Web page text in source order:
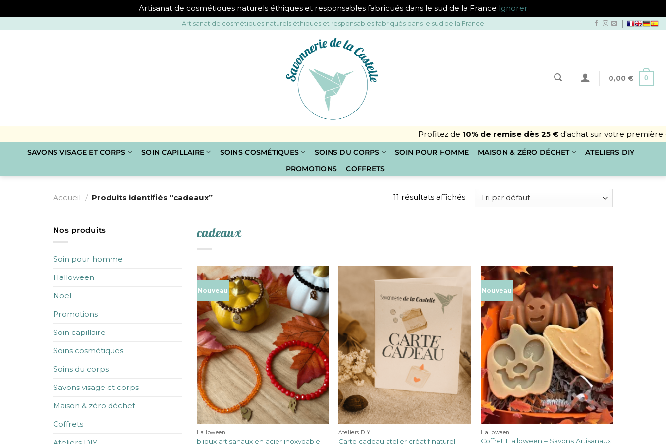
Artisanat de cosmétiques naturels éthiques et responsables fabriqués dans le sud de la France Ignorer
Artisanat de cosmétiques naturels éthiques et responsables fabriqués dans le sud de la France
0,00€ 0
Profitez de10% de remise dès 25 €d'achat sur votre première
SAVONS VISAGE ET CORPS SOIN CAPILLAIRE SOINS COSMÉTIQUES SOINS DU CORPS SOIN POUR HOMME MAISON & ZÉRO DÉCHET ATELIERS DIY
PROMOTIONS COFFRETS
Accueil / Produits identifiés “cadeaux” 11 résultats affichés
Nos produits
Soin pour homme
Halloween
Noël
Promotions
Soin capillaire
Soins cosmétiques
Soins du corps
Savons visage et corps
Maison & zéro déchet
Coffrets
cadeaux
Nouveau
Halloween
bijoux artisanaux en acier inoxydable
Ateliers DIY
Carte cadeau atelier créatif naturel
Nouveau
Halloween
Coffret Halloween – Savons Artisanaux